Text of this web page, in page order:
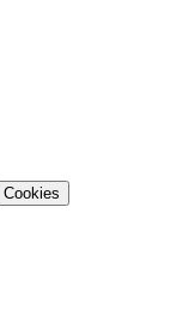
Cookies